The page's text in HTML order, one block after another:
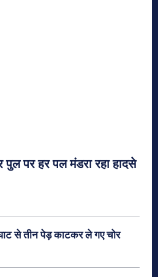
पुल पर हर पल मंडरा रहा हादसे
से तीन पेड़ काटकर ले गए चोर